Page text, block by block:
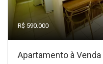
R$ 590.000
Apartamento à